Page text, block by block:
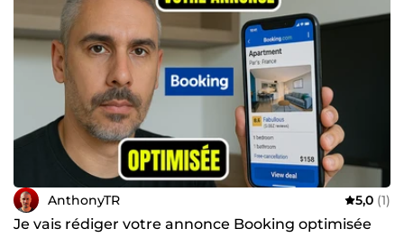
AnthonyTR 5,0 (1)
Je vais rédiger votre annonce Booking optimisée